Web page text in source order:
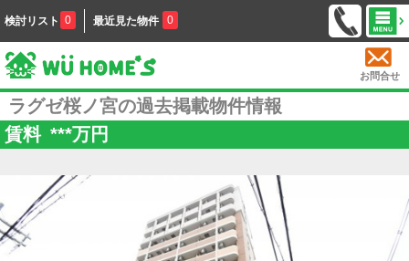
検討リスト 0 最近見た物件 0
お問合せ
ラグゼ桜ノ宮の過去掲載物件情報
賃料 ***万円